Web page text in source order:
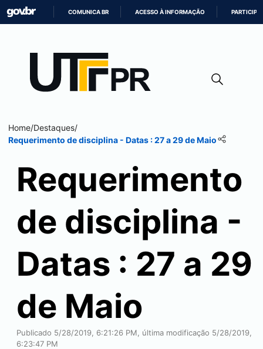
CONTEÚDO
COMUNICA BR ACESSO À INFORMAÇÃO PARTICIPE
Home/Destaques/
Requerimento de disciplina - Datas : 27 a 29 de Maio
Requerimento
de disciplina -
Datas : 27 a 29
de Maio
Publicado 5/28/2019, 6:21:26 PM, última modificação 5/28/2019,
6:23:47 PM